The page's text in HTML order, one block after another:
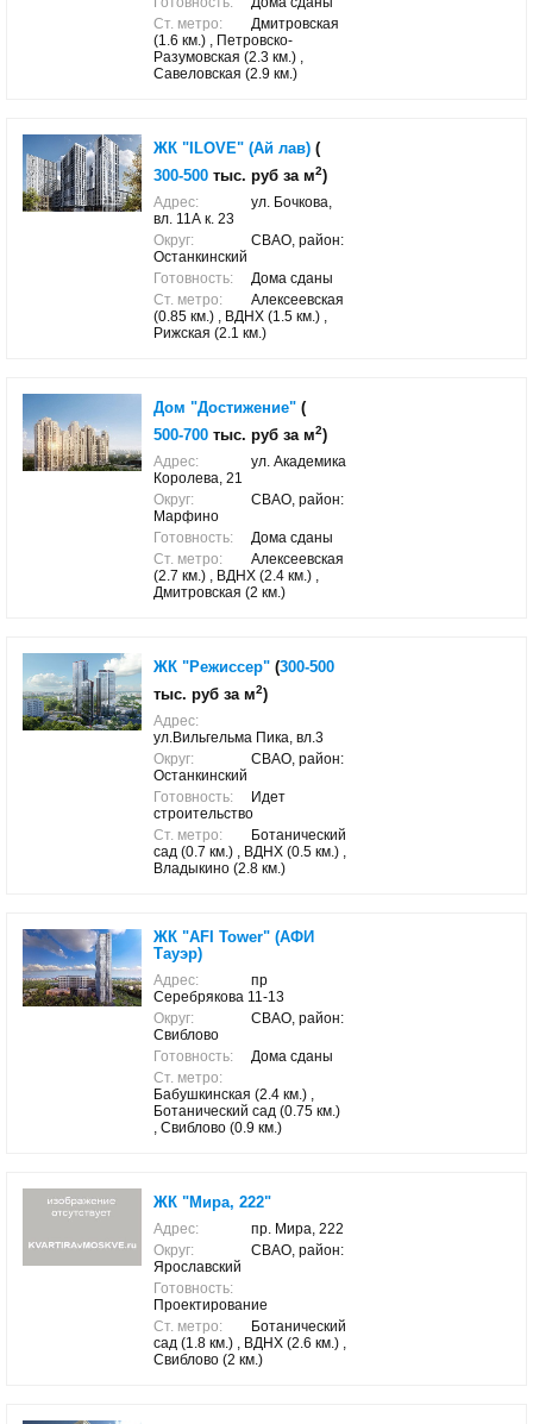
Ст. метро:
Дмитровская
(1.6 км.) , Петровско-
Разумовская (2.3 км.) ,
Савеловская (2.9 км.)
ЖК "ILOVE" (Ай лав) (
300-500 тыс. руб за м2)
Адрес:
ул. Бочкова,
вл. 11А к. 23
Округ:
СВАО, район:
Останкинский
Готовность:
Дома сданы
Ст. метро:
Алексеевская
(0.85 км.) , ВДНХ (1.5 км.) ,
Рижская (2.1 км.)
Дом "Достижение" (
500-700 тыс. руб за м2)
Адрес:
ул. Академика
Королева, 21
Округ:
СВАО, район:
Марфино
Готовность:
Дома сданы
Ст. метро:
Алексеевская
(2.7 км.) , ВДНХ (2.4 км.) ,
Дмитровская (2 км.)
ЖК "Режиссер" (300-500
тыс. руб за м2)
Адрес:
ул.Вильгельма Пика, вл.3
Округ:
СВАО, район:
Останкинский
Готовность:
Идет
строительство
Ст. метро:
Ботанический
сад (0.7 км.) , ВДНХ (0.5 км.) ,
Владыкино (2.8 км.)
ЖК "AFI Tower" (АФИ
Тауэр)
Адрес:
пр
Серебрякова 11-13
Округ:
СВАО, район:
Свиблово
Готовность:
Дома сданы
Ст. метро:
Бабушкинская (2.4 км.) ,
Ботанический сад (0.75 км.)
, Свиблово (0.9 км.)
ЖК "Мира, 222"
Адрес:
пр. Мира, 222
Округ:
СВАО, район:
Ярославский
Готовность:
Проектирование
Ст. метро:
Ботанический
сад (1.8 км.) , ВДНХ (2.6 км.) ,
Свиблово (2 км.)